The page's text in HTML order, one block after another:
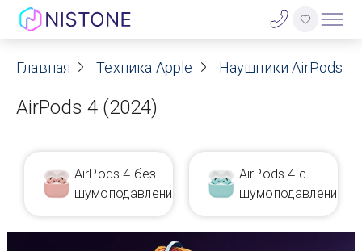
Акции
О нас
Договор оферты
Реквизиты
Главная Техника Apple Наушники AirPods
AirPods 4 (2024)
AirPods 4 без
шумоподавления
AirPods 4 с
шумоподавлением